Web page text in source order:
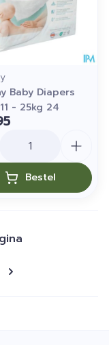
Baby Diapers
- 25kg 24
Bestel
pagina